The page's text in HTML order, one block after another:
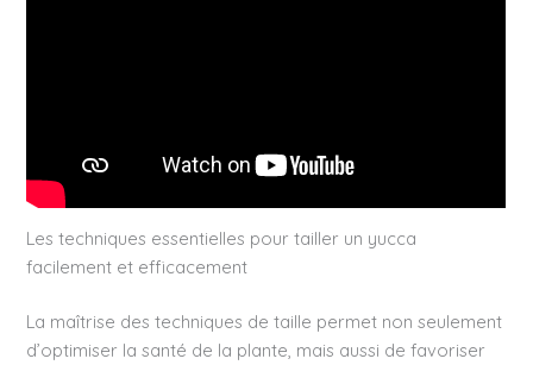
Les techniques essentielles pour tailler un yucca
facilement et efficacement
La maîtrise des techniques de taille permet non seulement
d’optimiser la santé de la plante, mais aussi de favoriser